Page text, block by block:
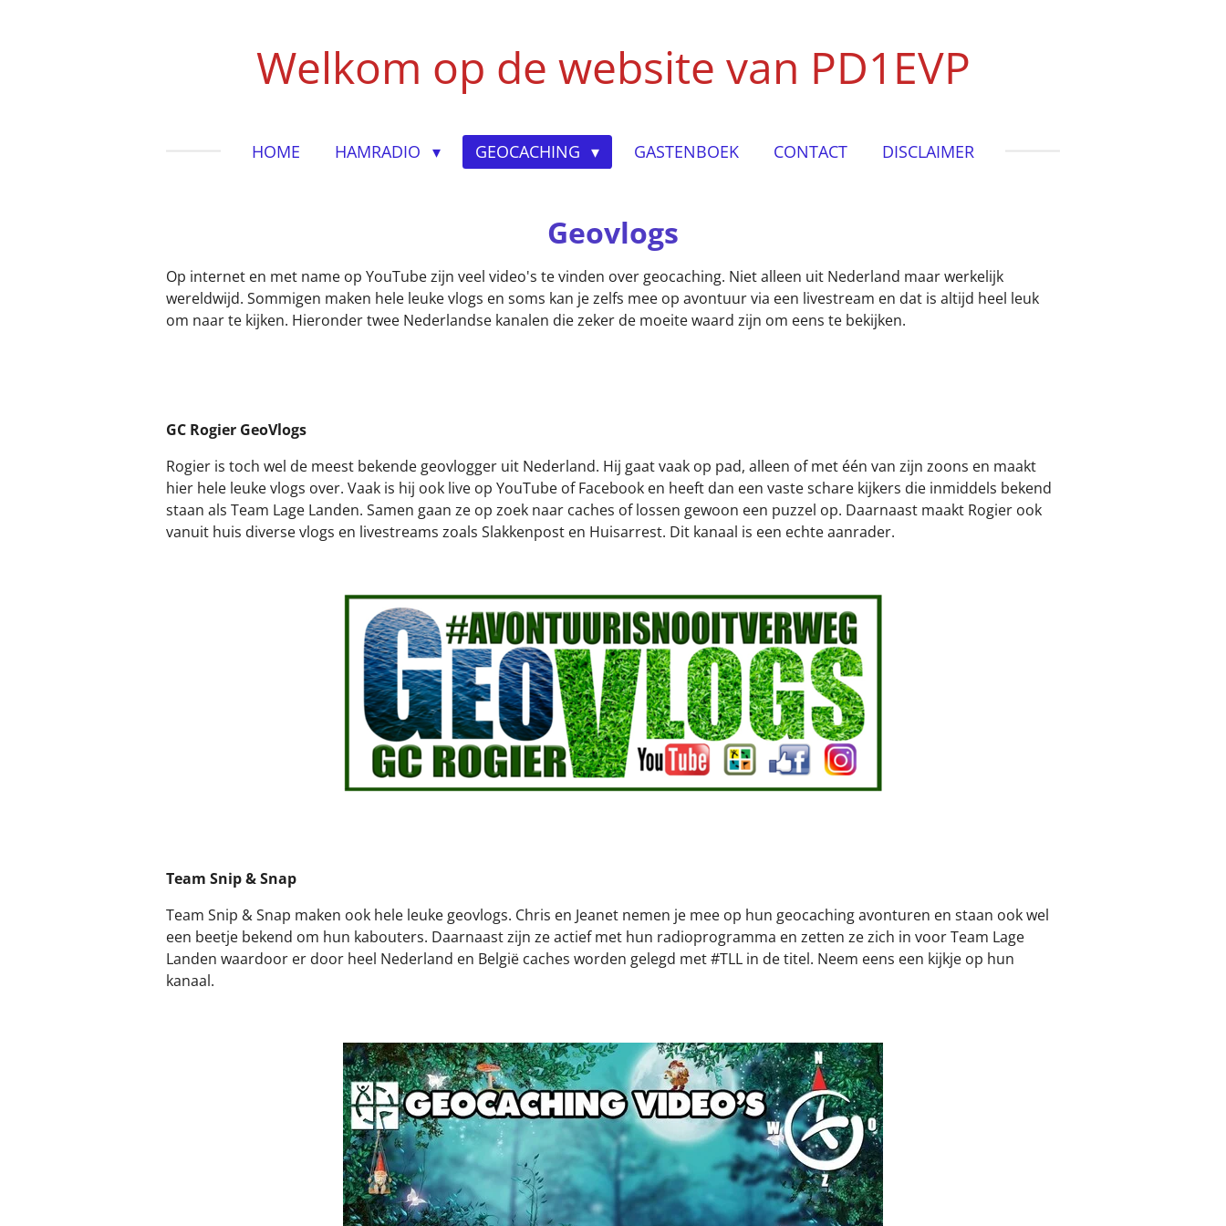
Welkom op de website van PD1EVP
HOME HAMRADIO GEOCACHING GASTENBOEK CONTACT DISCLAIMER
Geovlogs
Op internet en met name op YouTube zijn veel video's te vinden over geocaching. Niet alleen uit Nederland maar werkelijk
wereldwijd. Sommigen maken hele leuke vlogs en soms kan je zelfs mee op avontuur via een livestream en dat is altijd heel leuk
om naar te kijken. Hieronder twee Nederlandse kanalen die zeker de moeite waard zijn om eens te bekijken.
GC Rogier GeoVlogs
Rogier is toch wel de meest bekende geovlogger uit Nederland. Hij gaat vaak op pad, alleen of met één van zijn zoons en maakt
hier hele leuke vlogs over. Vaak is hij ook live op YouTube of Facebook en heeft dan een vaste schare kijkers die inmiddels bekend
staan als Team Lage Landen. Samen gaan ze op zoek naar caches of lossen gewoon een puzzel op. Daarnaast maakt Rogier ook
vanuit huis diverse vlogs en livestreams zoals Slakkenpost en Huisarrest. Dit kanaal is een echte aanrader.
Team Snip & Snap
Team Snip & Snap maken ook hele leuke geovlogs. Chris en Jeanet nemen je mee op hun geocaching avonturen en staan ook wel
een beetje bekend om hun kabouters. Daarnaast zijn ze actief met hun radioprogramma en zetten ze zich in voor Team Lage
Landen waardoor er door heel Nederland en België caches worden gelegd met #TLL in de titel. Neem eens een kijkje op hun
kanaal.